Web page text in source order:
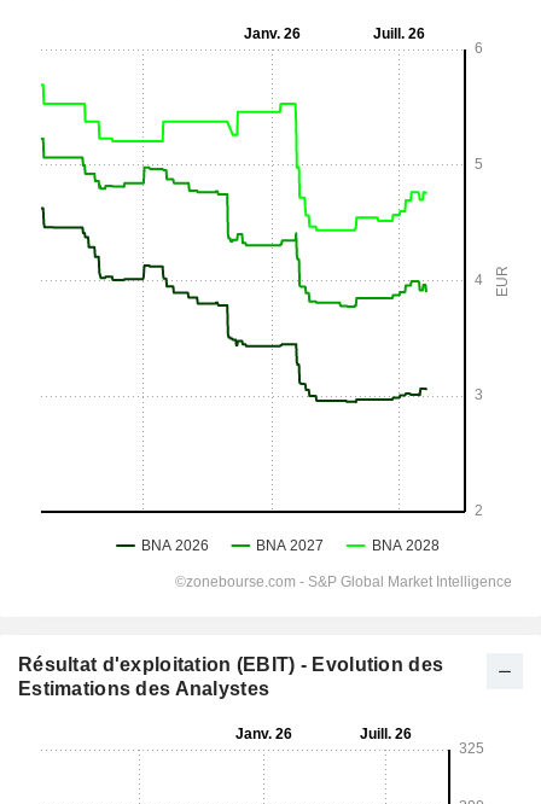
Résultat d'exploitation (EBIT) - Evolution des
Estimations des Analystes